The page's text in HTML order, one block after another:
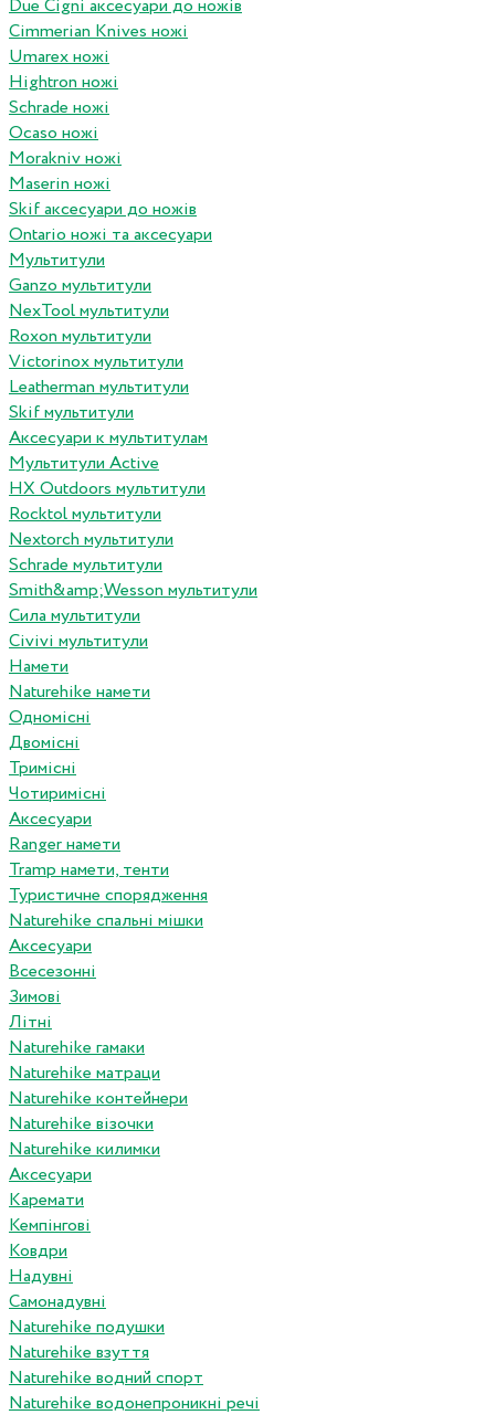
Due Cigni аксесуари до ножів
Cimmerian Knives ножі
Umarex ножі
Hightron ножі
Schrade ножі
Ocaso ножі
Morakniv ножі
Maserin ножі
Skif аксесуари до ножів
Ontario ножі та аксесуари
Мультитули
Ganzo мультитули
NexTool мультитули
Roxon мультитули
Victorinox мультитули
Leatherman мультитули
Skif мультитули
Аксесуари к мультитулам
Мультитули Active
HX Outdoors мультитули
Rocktol мультитули
Nextorch мультитули
Schrade мультитули
Smith&amp;Wesson мультитули
Сила мультитули
Civivi мультитули
Намети
Naturehike намети
Одномісні
Двомісні
Тримісні
Чотиримісні
Аксесуари
Ranger намети
Tramp намети, тенти
Туристичне спорядження
Naturehike спальні мішки
Аксесуари
Всесезонні
Зимові
Літні
Naturehike гамаки
Naturehike матраци
Naturehike контейнери
Naturehike візочки
Naturehike килимки
Аксесуари
Каремати
Кемпінгові
Ковдри
Надувні
Самонадувні
Naturehike подушки
Naturehike взуття
Naturehike водний спорт
Naturehike водонепроникні речі